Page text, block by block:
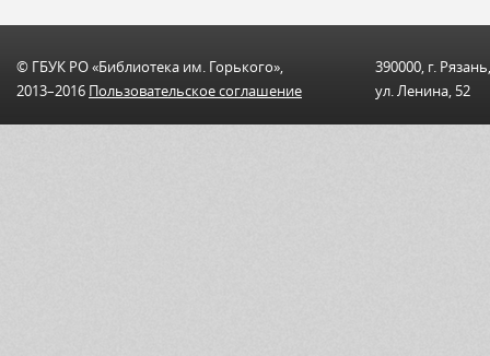
© ГБУК РО «Библиотека им. Горького»,
2013–2016 Пользовательскоe соглашениe
390000, г. Рязань,
ул. Ленина, 52